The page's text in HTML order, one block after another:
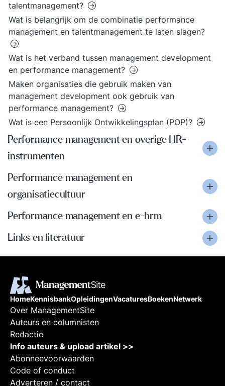
talentmanagement?
Wat is belangrijk om de combinatie performance
management en talentmanagement te laten slagen?
Wat is het verband tussen management development
en performance management?
Maken organisaties die gebruik maken van
management development ook gebruik van
performance management?
Wat is een Persoonlijk Ontwikkelingsplan (POP)?
Performance management en overige HR-
instrumenten
Performance management en
organisatiecultuur
Performance management en e-hrm
Links en literatuur
HomeKennisbankOpleidingenVacaturesBoekenNetwerk
Over ManagementSite
Auteurs en columnisten
Redactie
Info auteurs & upload artikel >>
Abonneevoorwaarden
Code of conduct
Adverteren / contact